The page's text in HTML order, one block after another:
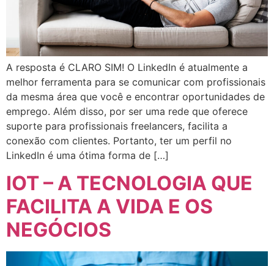
A resposta é CLARO SIM! O LinkedIn é atualmente a
melhor ferramenta para se comunicar com profissionais
da mesma área que você e encontrar oportunidades de
emprego. Além disso, por ser uma rede que oferece
suporte para profissionais freelancers, facilita a
conexão com clientes. Portanto, ter um perfil no
LinkedIn é uma ótima forma de […]
IOT – A TECNOLOGIA QUE
FACILITA A VIDA E OS
NEGÓCIOS